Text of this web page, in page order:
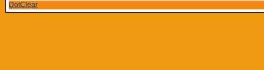
DotClear